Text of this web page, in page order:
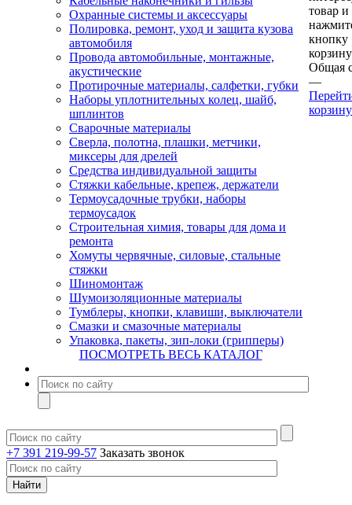
Охранные системы и аксессуары
Полировка, ремонт, уход и защита кузова
автомобиля
Провода автомобильные, монтажные,
акустические
Протирочные материалы, салфетки, губки
Наборы уплотнительных колец, шайб,
шплинтов
Сварочные материалы
Сверла, полотна, плашки, метчики,
миксеры для дрелей
Средства индивидуальной защиты
Стяжки кабельные, крепеж, держатели
Термоусадочные трубки, наборы
термоусадок
Строительная химия, товары для дома и
ремонта
Хомуты червячные, силовые, стальные
стяжки
Шиномонтаж
Шумоизоляционные материалы
Тумблеры, кнопки, клавиши, выключатели
Смазки и смазочные материалы
Упаковка, пакеты, зип-локи (грипперы)
ПОСМОТРЕТЬ ВЕСЬ КАТАЛОГ
+7 391 219-99-57 Заказать звонок
товар и
кнопку
Общая
—
корзину